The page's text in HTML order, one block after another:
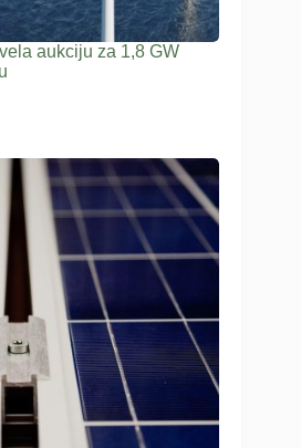
aukciju za 1,8 GW